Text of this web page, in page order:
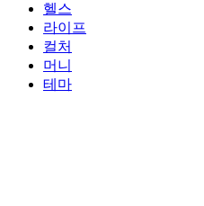
헬스
라이프
컬처
머니
테마